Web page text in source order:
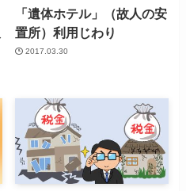
「遺体ホテル」（故人の安
置所）利用じわり
2017.03.30